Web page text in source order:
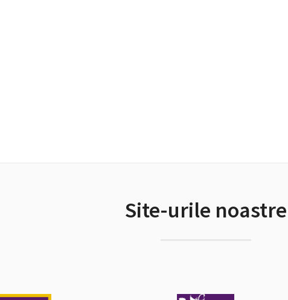
Site-urile noastre